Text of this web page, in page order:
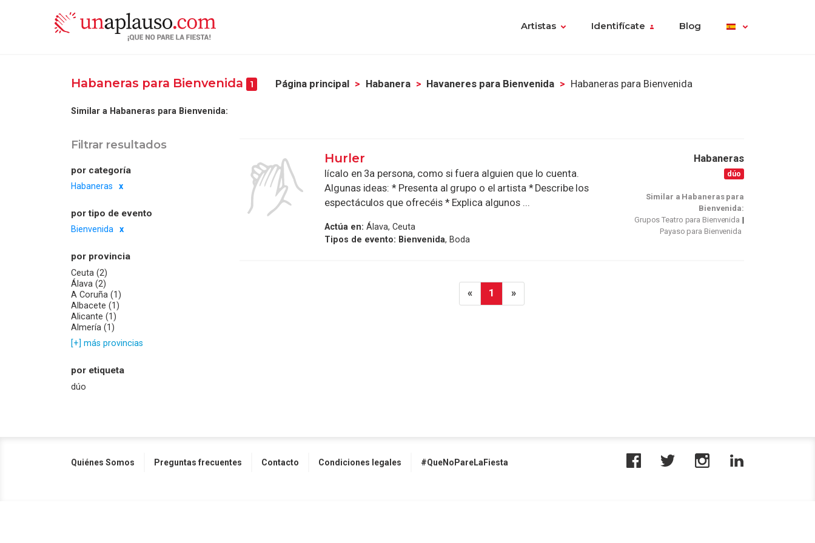
Artistas Identifícate Blog
Habaneras para Bienvenida 1 Página principal Habanera Havaneres para Bienvenida Habaneras para Bienvenida
Similar a Habaneras para Bienvenida:
Filtrar resultados
por categoría
Habaneras
por tipo de evento
Bienvenida
por provincia
Ceuta (2)
Álava (2)
A Coruña (1)
Albacete (1)
Alicante (1)
Almería (1)
[+] más provincias
por etiqueta
dúo
Hurler
lícalo en 3a persona, como si fuera alguien que lo cuenta.
Algunas ideas: * Presenta al grupo o el artista * Describe los
espectáculos que ofrecéis * Explica algunos ...
Actúa en: Álava, Ceuta
Tipos de evento: Bienvenida, Boda
Habaneras
dúo
Similar a Habaneras para
Bienvenida:
Grupos Teatro para Bienvenida
Payaso para Bienvenida
« 1 »
Quiénes Somos Preguntas frecuentes Contacto Condiciones legales #QueNoPareLaFiesta